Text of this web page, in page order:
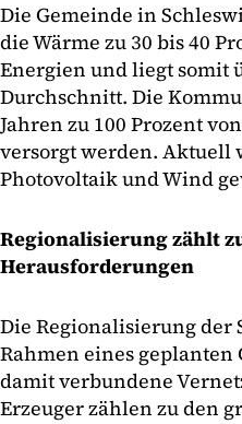
Die Gemeinde in
die Wärme zu 30 bis 40
Energien und liegt somit
Durchschnitt. Die
Jahren zu 100 Prozent
versorgt werden. Aktuell
Photovoltaik und Wind
Regionalisierung zählt
Herausforderungen
Die Regionalisierung der
Rahmen eines
damit verbundene
Erzeuger zählen zu den